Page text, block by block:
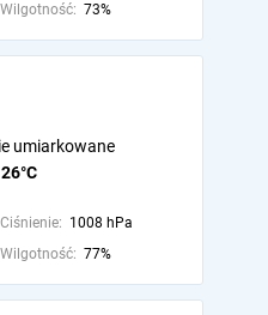
Wilgotność: 73%
26°C
umiarkowane
Ciśnienie: 1008 hPa
Wilgotność: 77%